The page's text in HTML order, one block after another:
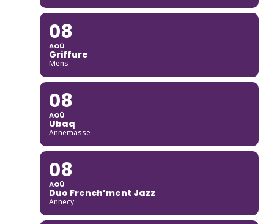
08
AOÛ
Griffure
Mens
08
AOÛ
Ubaq
Annemasse
08
AOÛ
Duo French’ment Jazz
Annecy